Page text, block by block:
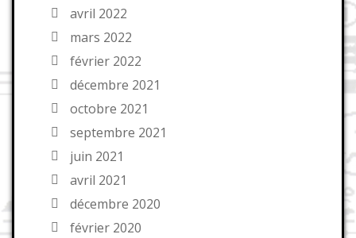
avril 2022
mars 2022
février 2022
décembre 2021
octobre 2021
septembre 2021
juin 2021
avril 2021
décembre 2020
février 2020